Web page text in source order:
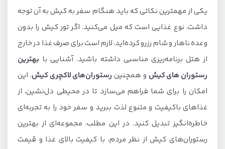
یکی از مهمترین نکاتی که باید هنگام سفر به کیش به آن توجه
داشت، نوع غذایی است که میل می‌کنید. اگر تور کیش را بدون
وعده ناهار و شام رزرو کرده‌اید، لازم است برای صرف غذا در خارج
از هتل برنامه‌ریزی مناسبی داشته باشید. آشنایی با بهترین
رستوران های کیش و همچنین رستوران‌های لاکچری کیش، این
امکان را برای شما فراهم می‌سازد تا در محیطی دل‌نشین، از
غذاهای باکیفیت و متنوع لذت ببرید و سفر خود را به تجربه‌ای
خاطره‌انگیز تبدیل کنید. در این مطلب، مجموعه‌ای از بهترین
رستوران‌های کیش از نظر مردم، با کیفیت بالای غذا و قیمت